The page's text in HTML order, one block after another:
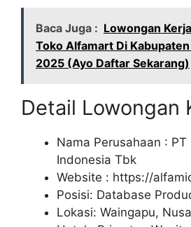
Baca Juga : Lowongan
Toko Alfamart Di
2025 (Ayo Daftar Sekarang)
Detail Lowongan
Nama Perusahaan : PT
Indonesia Tbk
Website : https://
Posisi: Database
Lokasi: Waingapu,